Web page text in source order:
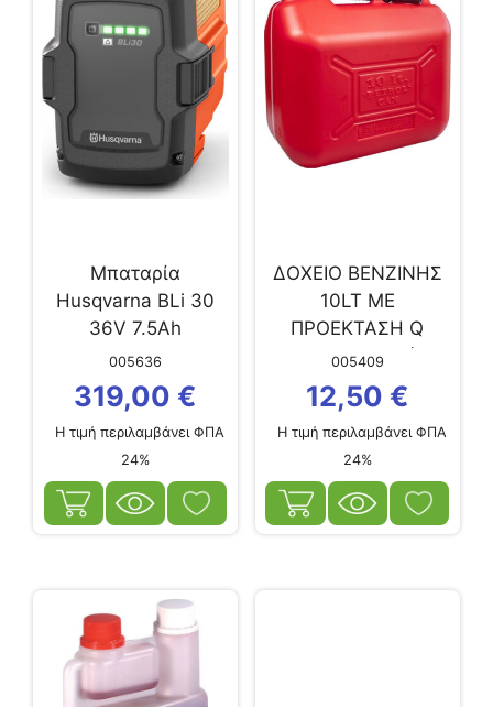
Μπαταρία
Husqvarna BLi 30
36V 7.5Ah
005636
319,00 €
Η τιμή περιλαμβάνει ΦΠΑ
24%
ΔΟΧΕΙΟ ΒΕΝΖΙΝΗΣ
10LT ΜΕ
ΠΡΟΕΚΤΑΣΗ Q
(320004652)
005409
12,50 €
Η τιμή περιλαμβάνει ΦΠΑ
24%